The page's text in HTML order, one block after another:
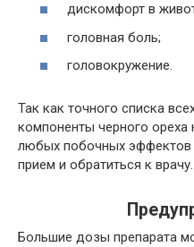
дискомфорт в
головная боль;
головокружение.
Так как точного списка
компоненты черного ореха
любых побочных эффектов
прием и обратиться к врачу.
Большие дозы препарата